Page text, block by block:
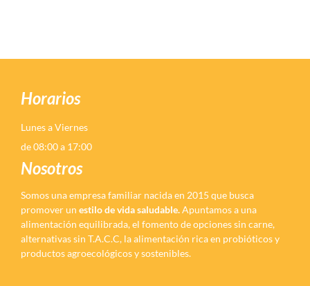
Horarios
Lunes a Viernes
de 08:00 a 17:00
Nosotros
Somos una empresa familiar nacida en 2015 que busca
promover un estilo de vida saludable.Apuntamos a una
alimentación equilibrada, el fomento de opciones sin carne,
alternativas sin T.A.C.C, la alimentación rica en probióticos y
productos agroecológicos y sostenibles.